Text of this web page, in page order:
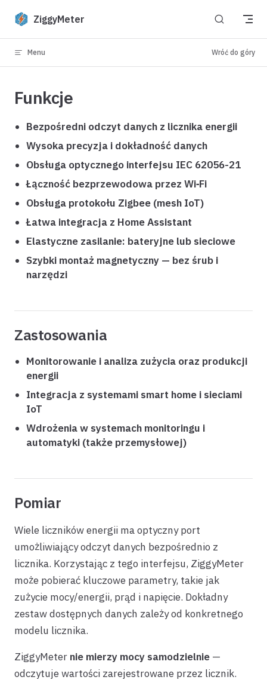
Skip to content
ZiggyMeter
Menu Wróć do góry
Funkcje
Bezpośredni odczyt danych z licznika energii
Wysoka precyzja i dokładność danych
Obsługa optycznego interfejsu IEC 62056-21
Łączność bezprzewodowa przez Wi‑Fi
Obsługa protokołu Zigbee (mesh IoT)
Łatwa integracja z Home Assistant
Elastyczne zasilanie: bateryjne lub sieciowe
Szybki montaż magnetyczny — bez śrub i
narzędzi
Zastosowania
Monitorowanie i analiza zużycia oraz produkcji
energii
Integracja z systemami smart home i sieciami
IoT
Wdrożenia w systemach monitoringu i
automatyki (także przemysłowej)
Pomiar
Wiele liczników energii ma optyczny port
umożliwiający odczyt danych bezpośrednio z
licznika. Korzystając z tego interfejsu, ZiggyMeter
może pobierać kluczowe parametry, takie jak
zużycie mocy/energii, prąd i napięcie. Dokładny
zestaw dostępnych danych zależy od konkretnego
modelu licznika.
ZiggyMeter nie mierzy mocy samodzielnie —
odczytuje wartości zarejestrowane przez licznik.